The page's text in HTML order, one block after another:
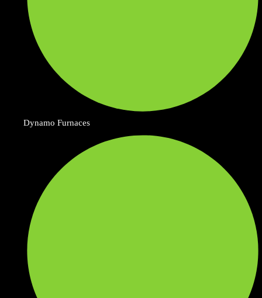
Dynamo Furnaces